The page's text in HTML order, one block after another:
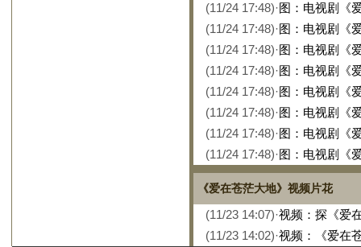
(11/24 17:48)·图：电视剧《
(11/24 17:48)·图：电视剧《
(11/24 17:48)·图：电视剧《
(11/24 17:48)·图：电视剧《
(11/24 17:48)·图：电视剧《
(11/24 17:48)·图：电视剧《
(11/24 17:48)·图：电视剧《
(11/24 17:48)·图：电视剧《
《爱在苍茫大地》视频片花
(11/23 14:07)·视频：探《爱
(11/23 14:02)·视频：《爱在